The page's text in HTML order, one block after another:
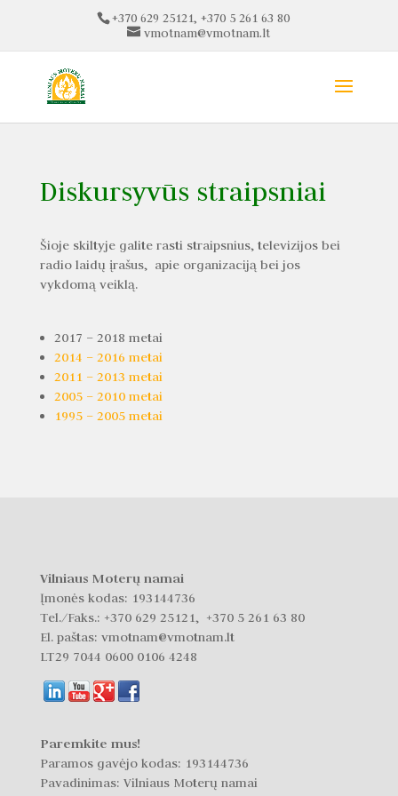
+370 629 25121, +370 5 261 63 80
vmotnam@vmotnam.lt
Diskursyvūs straipsniai
Šioje skiltyje galite rasti straipsnius, televizijos bei
radio laidų įrašus, apie organizaciją bei jos
vykdomą veiklą.
2017 – 2018 metai
2014 – 2016 metai
2011 – 2013 metai
2005 – 2010 metai
1995 – 2005 metai
Vilniaus Moterų namai
Įmonės kodas: 193144736
Tel./Faks.: +370 629 25121, +370 5 261 63 80
El. paštas: vmotnam@vmotnam.lt
LT29 7044 0600 0106 4248
Paremkite mus!
Paramos gavėjo kodas: 193144736
Pavadinimas: Vilniaus Moterų namai